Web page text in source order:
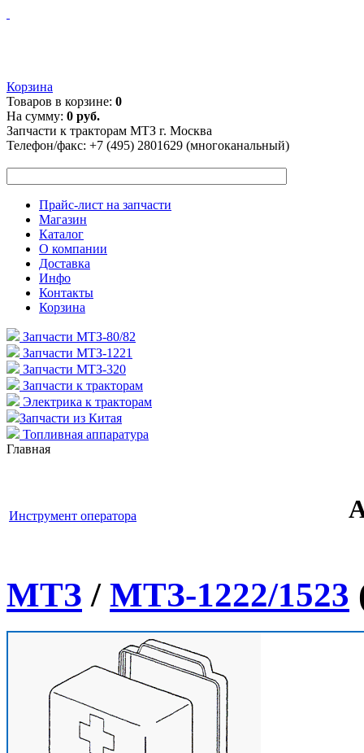
Корзина
Товаров в корзине: 0
На сумму: 0 руб.
Запчасти к тракторам МТЗ г. Москва
Телефон/факс: +7 (495) 2801629 (многоканальный)
Прайс-лист на запчасти
Магазин
Каталог
О компании
Доставка
Инфо
Контакты
Корзина
Запчасти МТЗ-80/82
Запчасти МТЗ-1221
Запчасти МТЗ-320
Запчасти к тракторам
Электрика к тракторам
Запчасти из Китая
Топливная аппаратура
Главная
Инструмент оператора
МТЗ / МТЗ-1222/1523